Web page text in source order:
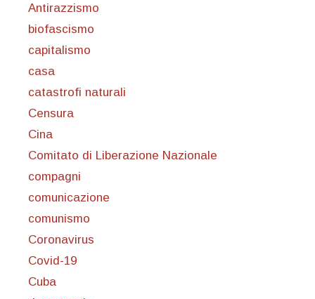
Antirazzismo
biofascismo
capitalismo
casa
catastrofi naturali
Censura
Cina
Comitato di Liberazione Nazionale
compagni
comunicazione
comunismo
Coronavirus
Covid-19
Cuba